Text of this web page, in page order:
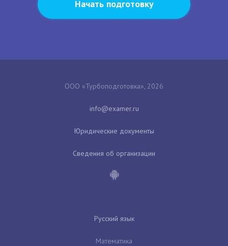
Начать подготовку
ООО «Турбоподготовка», 2026
Юридические документы
Сведения об организации
Русский язык
Математика